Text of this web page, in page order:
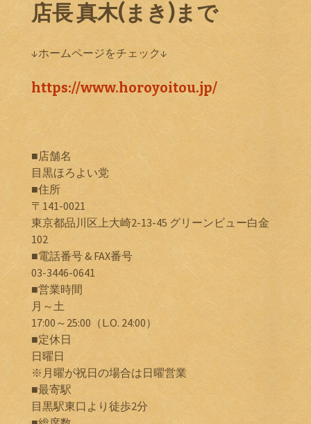
店長 真木(まき)まで
↓ホームページをチェック↓
https://www.horoyoitou.jp/
■店舗名
目黒ほろよい党
■住所
〒141-0021
東京都品川区上大崎2-13-45 グリーンビュー白金
102
■電話番号 & FAX番号
03-3446-0641
■営業時間
月～土
17:00～25:00（L.O. 24:00）
■定休日
日曜日
※月曜が祝日の場合は日曜営業
■最寄駅
目黒駅東口より徒歩2分